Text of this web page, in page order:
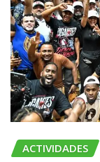
ACTIVIDADES